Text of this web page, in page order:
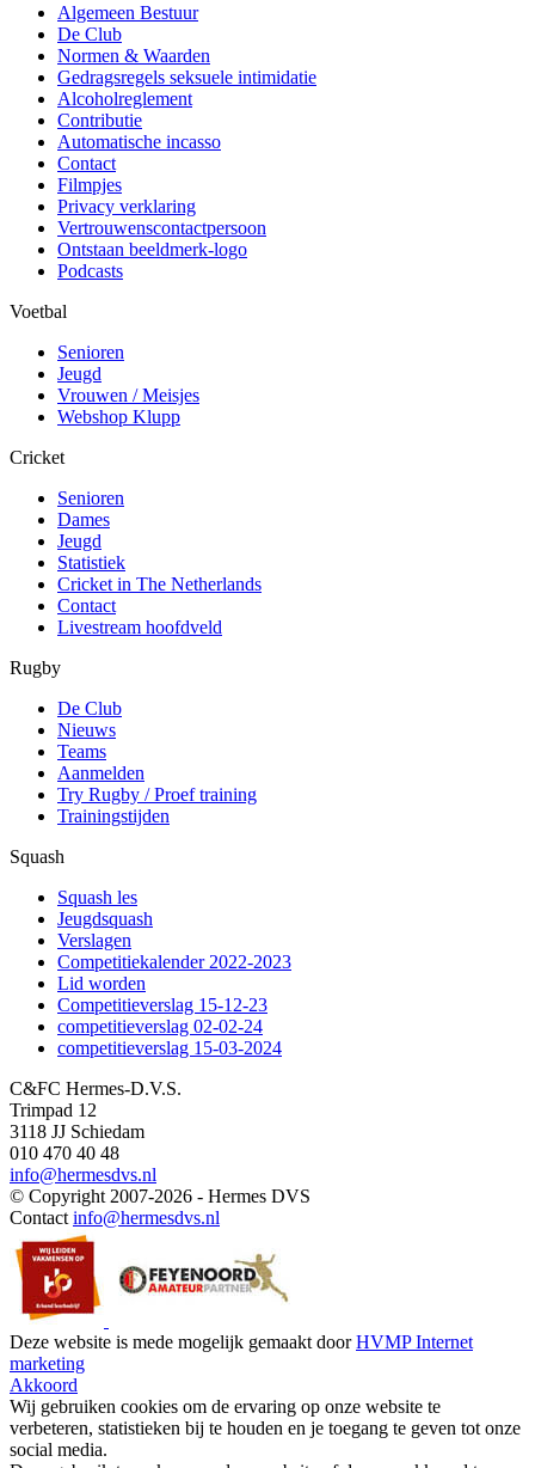
Algemeen Bestuur
De Club
Normen & Waarden
Gedragsregels seksuele intimidatie
Alcoholreglement
Contributie
Automatische incasso
Contact
Filmpjes
Privacy verklaring
Vertrouwenscontactpersoon
Ontstaan beeldmerk-logo
Podcasts
Voetbal
Senioren
Jeugd
Vrouwen / Meisjes
Webshop Klupp
Cricket
Senioren
Dames
Jeugd
Statistiek
Cricket in The Netherlands
Contact
Livestream hoofdveld
Rugby
De Club
Nieuws
Teams
Aanmelden
Try Rugby / Proef training
Trainingstijden
Squash
Squash les
Jeugdsquash
Verslagen
Competitiekalender 2022-2023
Lid worden
Competitieverslag 15-12-23
competitieverslag 02-02-24
competitieverslag 15-03-2024
C&FC Hermes-D.V.S.
Trimpad 12
3118 JJ Schiedam
010 470 40 48
info@hermesdvs.nl
© Copyright 2007-2026 - Hermes DVS
Contact info@hermesdvs.nl
Deze website is mede mogelijk gemaakt doorHVMP Internet
marketing
Akkoord
Wij gebruiken cookies om de ervaring op onze website te
verbeteren, statistieken bij te houden en je toegang te geven tot onze
social media.